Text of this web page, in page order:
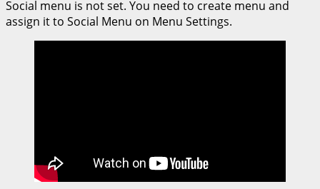
Social menu is not set. You need to create menu and
assign it to Social Menu on Menu Settings.